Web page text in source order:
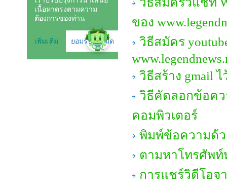
ของ
วิธีสมัคร
วิธีสร้าง gmail ไ
วิธีคัดลอกข้อคว
คอมพิวเตอร์
พิมพ์ข้อความด้
ตามหาโทรศัพท์
การแชร์วิดีโอจ